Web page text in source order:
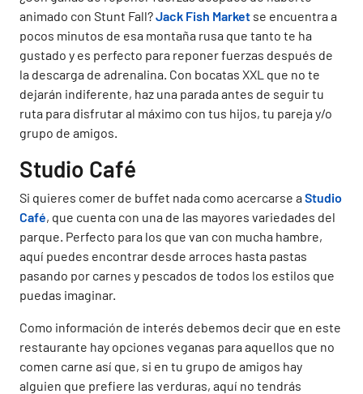
animado con Stunt Fall?Jack Fish Market se encuentra a
pocos minutos de esa montaña rusa que tanto te ha
gustado y es perfecto para reponer fuerzas después de
la descarga de adrenalina. Con bocatas XXL que no te
dejarán indiferente, haz una parada antes de seguir tu
ruta para disfrutar al máximo con tus hijos, tu pareja y/o
grupo de amigos.
Studio Café
Si quieres comer de buffet nada como acercarse aStudio
Café, que cuenta con una de las mayores variedades del
parque. Perfecto para los que van con mucha hambre,
aquí puedes encontrar desde arroces hasta pastas
pasando por carnes y pescados de todos los estilos que
puedas imaginar.
Como información de interés debemos decir que en este
restaurante hay opciones veganas para aquellos que no
comen carne así que, si en tu grupo de amigos hay
alguien que prefiere las verduras, aquí no tendrás